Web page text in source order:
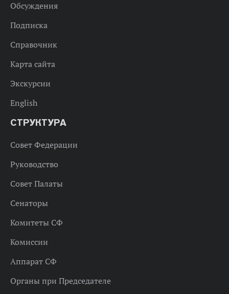
Обсуждения
Подписка
Справочник
Карта сайта
Экскурсии
English
СТРУКТУРА
Совет Федерации
Руководство
Совет Палаты
Сенаторы
Комитеты СФ
Комиссии
Аппарат СФ
Органы при Председателе